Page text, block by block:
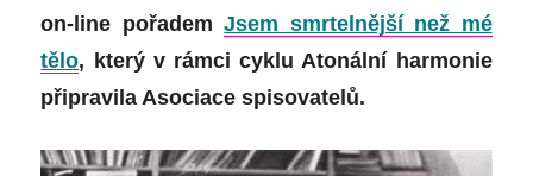
on-line pořademJsem smrtelnější než mé
tělo, který v rámci cyklu Atonální harmonie
připravila Asociace spisovatelů.